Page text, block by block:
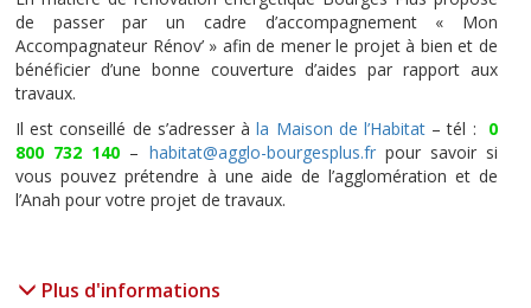
de passer par un cadre d’accompagnement « Mon
Accompagnateur Rénov’ » afin de mener le projet à bien et de
bénéficier d’une bonne couverture d’aides par rapport aux
travaux.
Il est conseillé de s’adresser à la Maison de l’Habitat– tél : 0
800 732 140 – habitat@agglo-bourgesplus.frpour savoir si
vous pouvez prétendre à une aide de l’agglomération et de
l’Anah pour votre projet de travaux.
Plus d'informations